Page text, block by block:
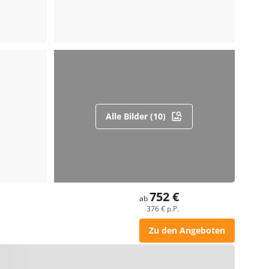
Alle Bilder (10)
ab752 €
376 € p.P.
Zu den Angeboten